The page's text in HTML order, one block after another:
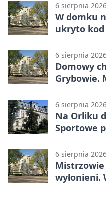
6 sierpnia 2026
W domku
ukryto kod
6 sierpnia 2026
Domowy
Grybowie.
6 sierpnia 2026
Na Orliku
Sportowe
6 sierpnia 2026
wyłonieni.